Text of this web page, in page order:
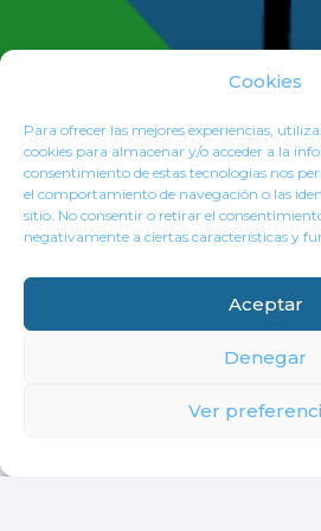
Cookies
Para ofrecer las mejores experiencias,
cookies para almacenar y/o acceder a la
consentimiento de estas tecnologías nos
el comportamiento de navegación o las
sitio. No consentir o retirar el
negativamente a ciertas características y
Aceptar
Denegar
Ver